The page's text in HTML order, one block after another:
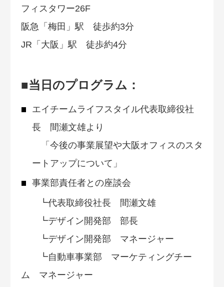
フィスタワー26F
阪急「梅田」駅 徒歩約3分
JR「大阪」駅 徒歩約4分
■当日のプログラム：
エイチームライフスタイル代表取締役社
長 間瀬文雄より
「今後の事業展望や大阪オフィスのスタ
ートアップについて」
事業部責任者との座談会
┗代表取締役社長 間瀬文雄
┗デザイン開発部 部長
┗デザイン開発部 マネージャー
┗自動車事業部 マーケティングチー
ム マネージャー